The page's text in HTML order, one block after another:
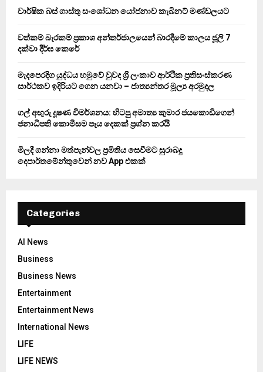
r
වාර්ෂික බස් ගාස්තු සංශෝධන යෝජනාව කැබිනට් මණ්ඩලයට
වත්කම් බැරකම් ප්‍රකාශ අන්තර්ජාලයෙන් බාරදීමේ කාලය ජූලි 7
දක්වා දීර්ඝ කෙරේ
මැදපෙරදිග යුද්ධය හමුවේ වුවද ශ්‍රී ලංකාව ආර්ථික ප්‍රතිසංස්කරණ
සාර්ථකව ඉදිරියට ගෙන යනවා – ජාත්‍යන්තර මූල්‍ය අරමුදල
ගල් අඟුරු දූෂණ විමර්ශනය: හිටපු අමාත්‍ය කුමාර ජයකොඩිගෙන්
ජනාධිපති කොමිසම පැය දෙකක් ප්‍රශ්න කරයි
මිලදී ගන්නා මත්පැන්වල ප්‍රමිතිය සෙවීමට සුරාබදු
දෙපාර්තමේන්තුවෙන් නව App එකක්
Categories
AI News
Business
Business News
Entertainment
Entertainment News
International News
LIFE
LIFE NEWS